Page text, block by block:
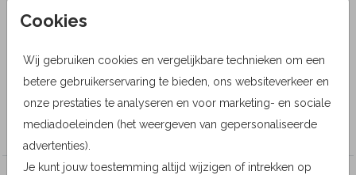
Cookies
Wij gebruiken cookies en vergelijkbare technieken om een
betere gebruikerservaring te bieden, ons websiteverkeer en
onze prestaties te analyseren en voor marketing- en sociale
mediadoeleinden (het weergeven van gepersonaliseerde
advertenties).
Je kunt jouw toestemming altijd wijzigen of intrekken op
foto toe te voegen en het kader verwijderen. (9999)
Designer
MyCards Design
Collectie